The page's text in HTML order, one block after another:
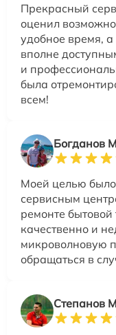
Прекрасный
оценил
удобное время,
вполне
и
была
всем!
Богданов
Моей целью
сервисным
ремонте
качественно и
микроволновую
обращаться в
Степанов